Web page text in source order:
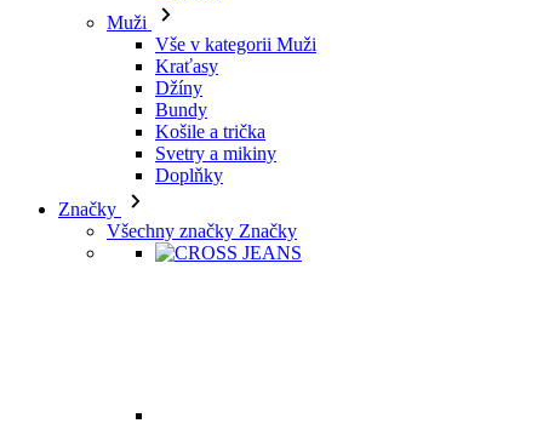
Muži
Vše v kategorii Muži
Kraťasy
Džíny
Bundy
Košile a trička
Svetry a mikiny
Doplňky
Značky
Všechny značky Značky